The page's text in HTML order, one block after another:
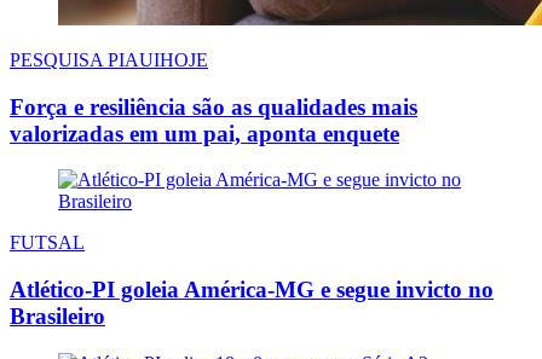
PESQUISA PIAUIHOJE
Força e resiliência são as qualidades mais
valorizadas em um pai, aponta enquete
FUTSAL
Atlético-PI goleia América-MG e segue invicto no
Brasileiro